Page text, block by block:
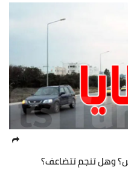
وهل تنجم تتضاعف؟